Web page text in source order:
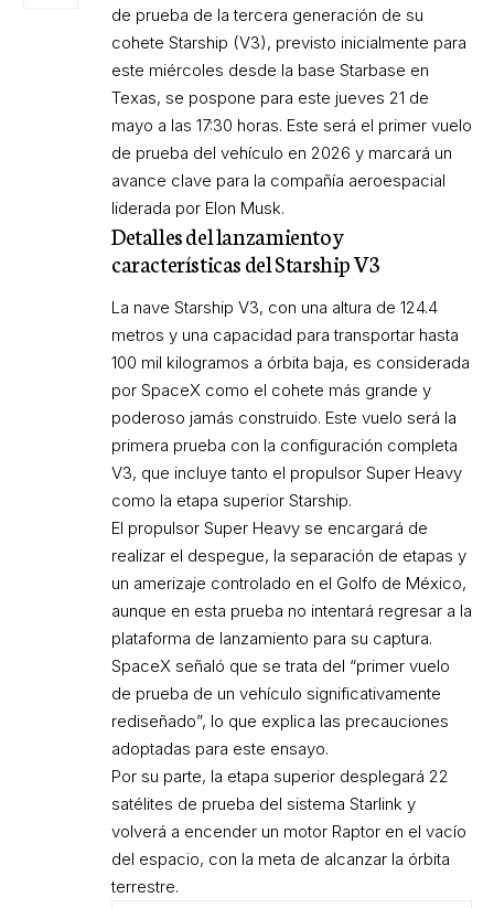
de prueba de la tercera generación de su
cohete Starship (V3), previsto inicialmente para
este miércoles desde la base Starbase en
Texas, se pospone para este jueves 21 de
mayo a las 17:30 horas. Este será el primer vuelo
de prueba del vehículo en 2026 y marcará un
avance clave para la compañía aeroespacial
liderada por Elon Musk.
Detalles del lanzamiento y
características del Starship V3
La nave Starship V3, con una altura de 124.4
metros y una capacidad para transportar hasta
100 mil kilogramos a órbita baja, es considerada
por SpaceX como el cohete más grande y
poderoso jamás construido. Este vuelo será la
primera prueba con la configuración completa
V3, que incluye tanto el propulsor Super Heavy
como la etapa superior Starship.
El propulsor Super Heavy se encargará de
realizar el despegue, la separación de etapas y
un amerizaje controlado en el Golfo de México,
aunque en esta prueba no intentará regresar a la
plataforma de lanzamiento para su captura.
SpaceX señaló que se trata del “primer vuelo
de prueba de un vehículo significativamente
rediseñado”, lo que explica las precauciones
adoptadas para este ensayo.
Por su parte, la etapa superior desplegará 22
satélites de prueba del sistema Starlink y
volverá a encender un motor Raptor en el vacío
del espacio, con la meta de alcanzar la órbita
terrestre.